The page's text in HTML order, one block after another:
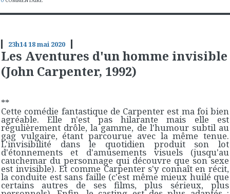
23h1418mai 2020
Les Aventures d'un homme invisible
(John Carpenter, 1992)
**
Cette comédie fantastique de Carpenter est ma foi bien
agréable. Elle n'est pas hilarante mais elle est
régulièrement drôle, la gamme, de l'humour subtil au
gag vulgaire, étant parcourue avec la même tenue.
L'invisibilité dans le quotidien produit son lot
d'étonnements et d'amusements visuels (jusqu'au
cauchemar du personnage qui découvre que son sexe
est invisible). Et comme Carpenter s'y connaît en récit,
la conduite est sans faille (c'est même mieux huilé que
certains autres de ses films, plus sérieux, plus